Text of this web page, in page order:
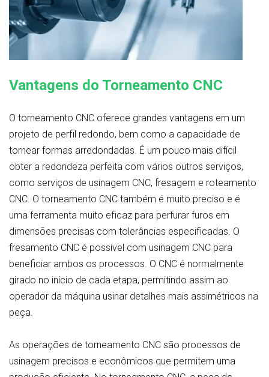
Vantagens do Torneamento CNC
O torneamento CNC oferece grandes vantagens em um
projeto de perfil redondo, bem como a capacidade de
tornear formas arredondadas. É um pouco mais difícil
obter a redondeza perfeita com vários outros serviços,
como serviços de usinagem CNC, fresagem e roteamento
CNC. O torneamento CNC também é muito preciso e é
uma ferramenta muito eficaz para perfurar furos em
dimensões precisas com tolerâncias especificadas. O
fresamento CNC é possível com usinagem CNC para
beneficiar ambos os processos. O CNC é normalmente
girado no início de cada etapa, permitindo assim ao
operador da máquina usinar detalhes mais assimétricos na
peça.
As operações de torneamento CNC são processos de
usinagem precisos e econômicos que permitem uma